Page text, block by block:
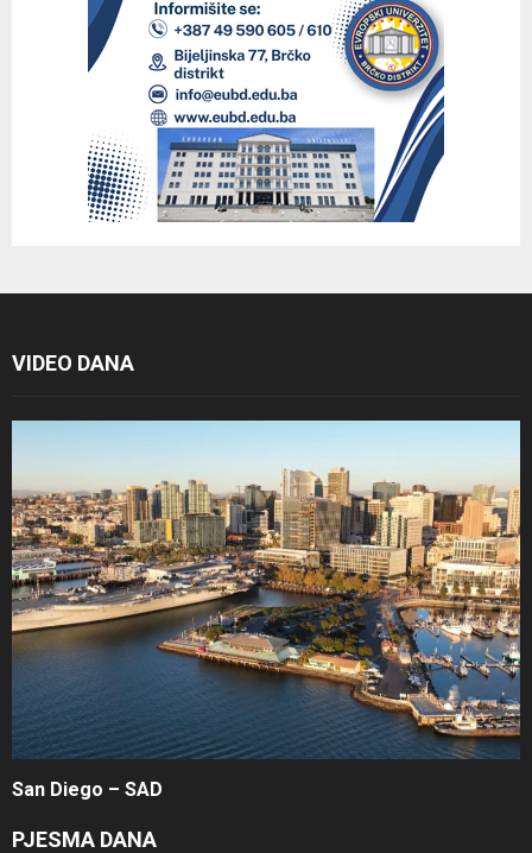
VIDEO DANA
San Diego – SAD
PJESMA DANA